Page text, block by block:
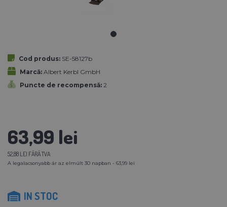
Cod produs: SE-58127b
Marcă: Albert Kerbl GmbH
Puncte de recompensă: 2
63,99 lei
52,88 LEI FĂRĂ TVA
A legalacsonyabb ár az elmúlt 30 napban - 63,99 lei
IN STOC